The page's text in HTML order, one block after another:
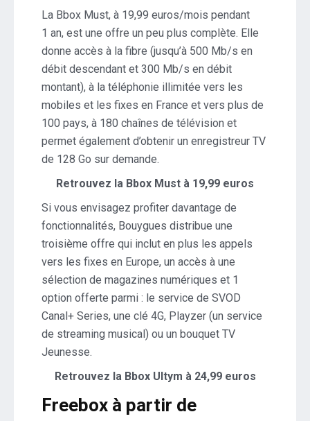
La Bbox Must, à 19,99 euros/mois pendant
1 an, est une offre un peu plus complète. Elle
donne accès à la fibre (jusqu’à 500 Mb/s en
débit descendant et 300 Mb/s en débit
montant), à la téléphonie illimitée vers les
mobiles et les fixes en France et vers plus de
100 pays, à 180 chaînes de télévision et
permet également d’obtenir un enregistreur TV
de 128 Go sur demande.
Retrouvez la Bbox Must à 19,99 euros
Si vous envisagez profiter davantage de
fonctionnalités, Bouygues distribue une
troisième offre qui inclut en plus les appels
vers les fixes en Europe, un accès à une
sélection de magazines numériques et 1
option offerte parmi : le service de SVOD
Canal+ Series, une clé 4G, Playzer (un service
de streaming musical) ou un bouquet TV
Jeunesse.
Retrouvez la Bbox Ultym à 24,99 euros
Freebox à partir de